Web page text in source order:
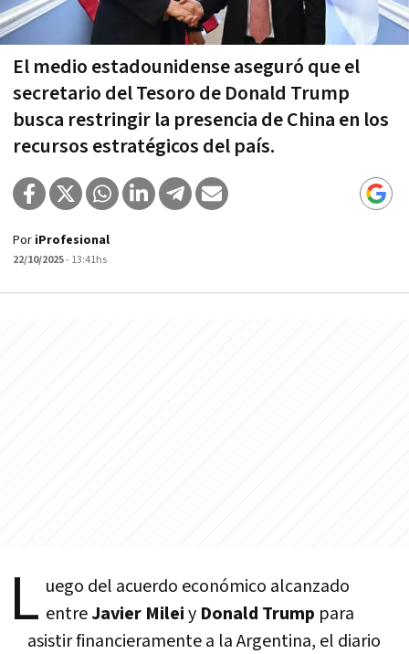
El medio estadounidense aseguró que el
secretario del Tesoro de Donald Trump
busca restringir la presencia de China en los
recursos estratégicos del país.
Por iProfesional
22/10/2025- 13:41hs
L uego del acuerdo económico alcanzado
entreJavier Mileiy Donald Trump para
asistir financieramente a la Argentina, el diario